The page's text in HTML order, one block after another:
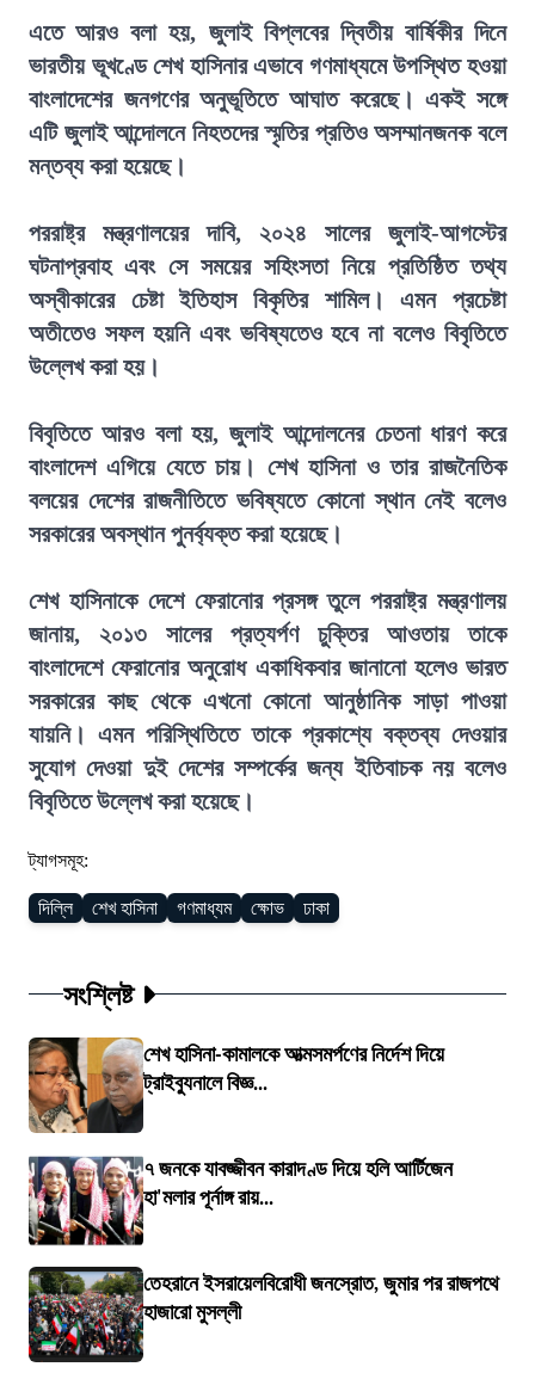
এতে আরও বলা হয়, জুলাই বিপ্লবের দ্বিতীয় বার্ষিকীর দিনে
ভারতীয় ভূখণ্ডে শেখ হাসিনার এভাবে গণমাধ্যমে উপস্থিত হওয়া
বাংলাদেশের জনগণের অনুভূতিতে আঘাত করেছে। একই সঙ্গে
এটি জুলাই আন্দোলনে নিহতদের স্মৃতির প্রতিও অসম্মানজনক বলে
মন্তব্য করা হয়েছে।
পররাষ্ট্র মন্ত্রণালয়ের দাবি, ২০২৪ সালের জুলাই-আগস্টের
ঘটনাপ্রবাহ এবং সে সময়ের সহিংসতা নিয়ে প্রতিষ্ঠিত তথ্য
অস্বীকারের চেষ্টা ইতিহাস বিকৃতির শামিল। এমন প্রচেষ্টা
অতীতেও সফল হয়নি এবং ভবিষ্যতেও হবে না বলেও বিবৃতিতে
উল্লেখ করা হয়।
বিবৃতিতে আরও বলা হয়, জুলাই আন্দোলনের চেতনা ধারণ করে
বাংলাদেশ এগিয়ে যেতে চায়। শেখ হাসিনা ও তার রাজনৈতিক
বলয়ের দেশের রাজনীতিতে ভবিষ্যতে কোনো স্থান নেই বলেও
সরকারের অবস্থান পুনর্ব্যক্ত করা হয়েছে।
শেখ হাসিনাকে দেশে ফেরানোর প্রসঙ্গ তুলে পররাষ্ট্র মন্ত্রণালয়
জানায়, ২০১৩ সালের প্রত্যর্পণ চুক্তির আওতায় তাকে
বাংলাদেশে ফেরানোর অনুরোধ একাধিকবার জানানো হলেও ভারত
সরকারের কাছ থেকে এখনো কোনো আনুষ্ঠানিক সাড়া পাওয়া
যায়নি। এমন পরিস্থিতিতে তাকে প্রকাশ্যে বক্তব্য দেওয়ার
সুযোগ দেওয়া দুই দেশের সম্পর্কের জন্য ইতিবাচক নয় বলেও
বিবৃতিতে উল্লেখ করা হয়েছে।
ট্যাগসমূহ:
দিল্লি শেখ হাসিনা গণমাধ্যম ক্ষোভ ঢাকা
সংশ্লিষ্ট
শেখ হাসিনা-কামালকে আত্মসমর্পণের নির্দেশ দিয়ে
ট্রাইব্যুনালে বিজ্ঞ...
৭ জনকে যাবজ্জীবন কারাদণ্ড দিয়ে হলি আর্টিজেন
হা'মলার পূর্নাঙ্গ রায়...
তেহরানে ইসরায়েলবিরোধী জনস্রোত, জুমার পর রাজপথে
হাজারো মুসল্লী